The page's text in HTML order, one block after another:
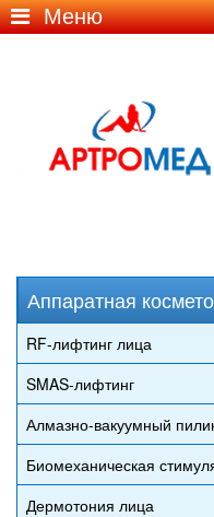
Меню
Аппаратная
RF-лифтинг лица
SMAS-лифтинг
Алмазно-вакуумный
Биомеханическая
Дермотония лица